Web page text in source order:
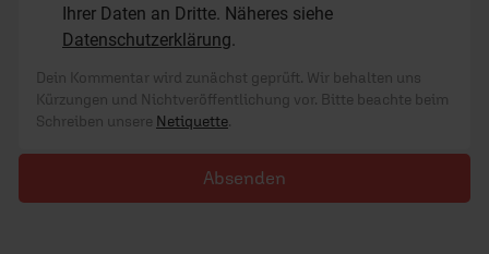
Ihrer Daten an Dritte. Näheres siehe
Datenschutzerklärung.
Dein Kommentar wird zunächst geprüft. Wir behalten uns
Kürzungen und Nichtveröffentlichung vor. Bitte beachte beim
Schreiben unsere Netiquette.
Absenden